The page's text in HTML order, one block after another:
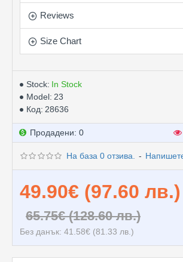
Reviews
Size Chart
Stock: In Stock
Model: 23
Код: 28636
Продадени: 0
На база 0 отзива. -
49.90€ (97.60 лв.)
65.75€ (128.60 лв.)
Без данък: 41.58€ (81.33 лв.)